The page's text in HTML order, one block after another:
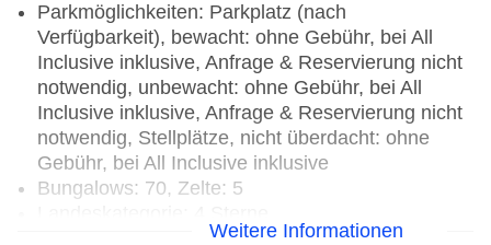
Parkmöglichkeiten: Parkplatz (nach
Verfügbarkeit), bewacht: ohne Gebühr, bei All
Inclusive inklusive, Anfrage & Reservierung nicht
notwendig, unbewacht: ohne Gebühr, bei All
Inclusive inklusive, Anfrage & Reservierung nicht
notwendig, Stellplätze, nicht überdacht: ohne
Gebühr, bei All Inclusive inklusive
Bungalows: 70, Zelte: 5
Weitere Informationen